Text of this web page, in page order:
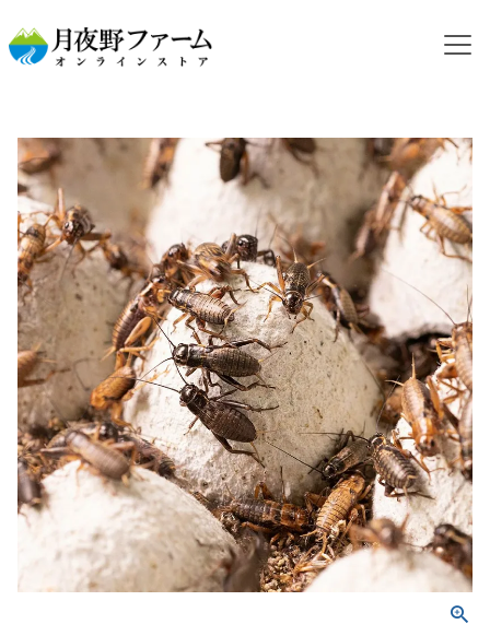
【活餌】フタホシコオロギ S 50g